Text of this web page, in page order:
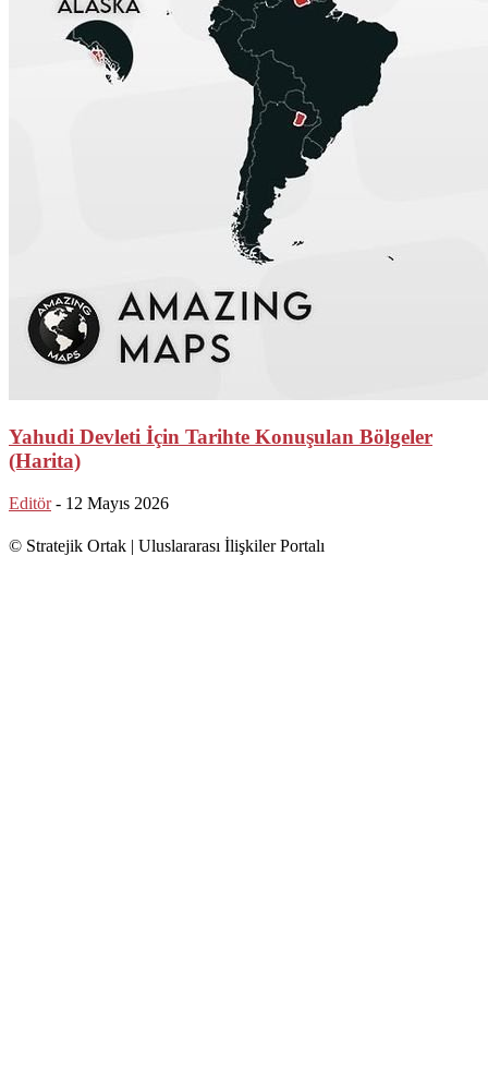
Yahudi Devleti İçin Tarihte Konuşulan Bölgeler
(Harita)
Editör - 12 Mayıs 2026
© Stratejik Ortak | Uluslararası İlişkiler Portalı